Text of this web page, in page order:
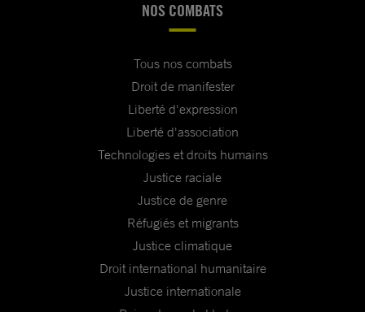
NOS COMBATS
Tous nos combats
Droit de manifester
Liberté d'expression
Liberté d'association
Technologies et droits humains
Justice raciale
Justice de genre
Réfugiés et migrants
Justice climatique
Droit international humanitaire
Justice internationale